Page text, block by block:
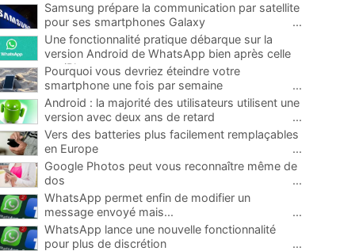
Samsung prépare la communication par satellite
pour ses smartphones Galaxy
...
Une fonctionnalité pratique débarque sur la
version Android de WhatsApp bien après celle
sur iPhone
Pourquoi vous devriez éteindre votre
smartphone une fois par semaine
...
Android : la majorité des utilisateurs utilisent une
version avec deux ans de retard
...
Vers des batteries plus facilement remplaçables
en Europe
...
Google Photos peut vous reconnaître même de
dos
...
WhatsApp permet enfin de modifier un
message envoyé mais...
...
WhatsApp lance une nouvelle fonctionnalité
pour plus de discrétion
...